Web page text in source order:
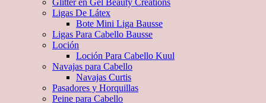
Ligas De Látex
Bote Mini Liga Bausse
Ligas Para Cabello Bausse
Loción
Loción Para Cabello Kuul
Navajas para Cabello
Navajas Curtis
Pasadores y Horquillas
Peine para Cabello